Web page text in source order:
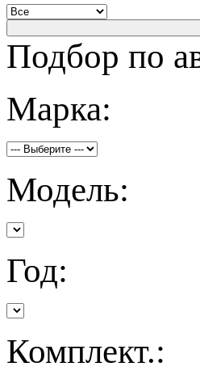
Подбор по
Марка:
Модель:
Год:
Комплект.: